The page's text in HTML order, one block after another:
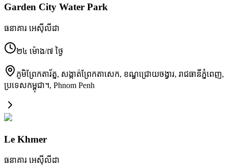
Garden City Water Park
ធនាគារ អេស៊ីលីដា
២៤ ម៉ោង/៧ ថ្ងៃ
ភូមិ​ព្រែកតារ័ត្ន, សង្កាត់​ព្រែកតាសេក, ខណ្ឌ​ជ្រោយចង្វារ, រាជធានី​ភ្នំពេញ,
ប្រទេស​កម្ពុជា។, Phnom Penh
Le Khmer
ធនាគារ អេស៊ីលីដា